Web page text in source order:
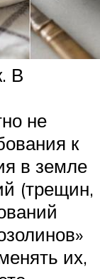
В
не
к
в земле
(трещин,
их,